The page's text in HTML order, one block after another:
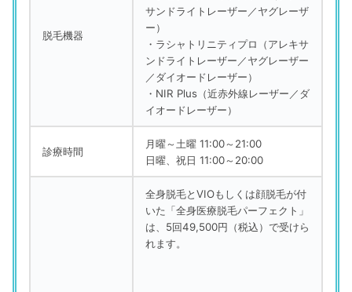
脱毛機器
サンドライトレーザー／ヤグレーザ
ー）
・ラシャトリニティプロ（アレキサ
ンドライトレーザー／ヤグレーザー
／ダイオードレーザー）
・NIR Plus（近赤外線レーザー／ダ
イオードレーザー）
診療時間
月曜～土曜 11:00～21:00
日曜、祝日 11:00～20:00
全身脱毛とVIOもしくは顔脱毛が付
いた「全身医療脱毛パーフェクト」
は、5回49,500円（税込）で受けら
れます。